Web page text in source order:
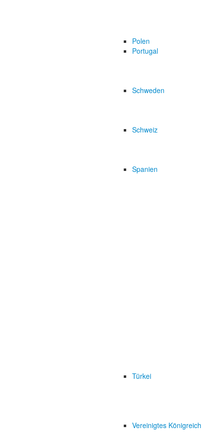
Polen
Portugal
Schweden
Schweiz
Spanien
Türkei
Vereinigtes Königreich